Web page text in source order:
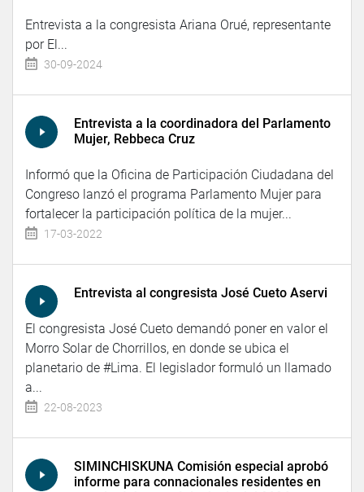
Entrevista a la congresista Ariana Orué, representante
por El...
30-09-2024
Entrevista a la coordinadora del Parlamento
Mujer, Rebbeca Cruz
Informó que la Oficina de Participación Ciudadana del
Congreso lanzó el programa Parlamento Mujer para
fortalecer la participación política de la mujer...
17-03-2022
Entrevista al congresista José Cueto Aservi
El congresista José Cueto demandó poner en valor el
Morro Solar de Chorrillos, en donde se ubica el
planetario de #Lima. El legislador formuló un llamado
a...
22-08-2023
SIMINCHISKUNA Comisión especial aprobó
informe para connacionales residentes en